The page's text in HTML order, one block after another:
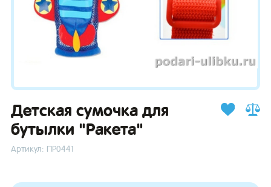
Детская сумочка для
бутылки "Ракета"
Артикул: ПР0441